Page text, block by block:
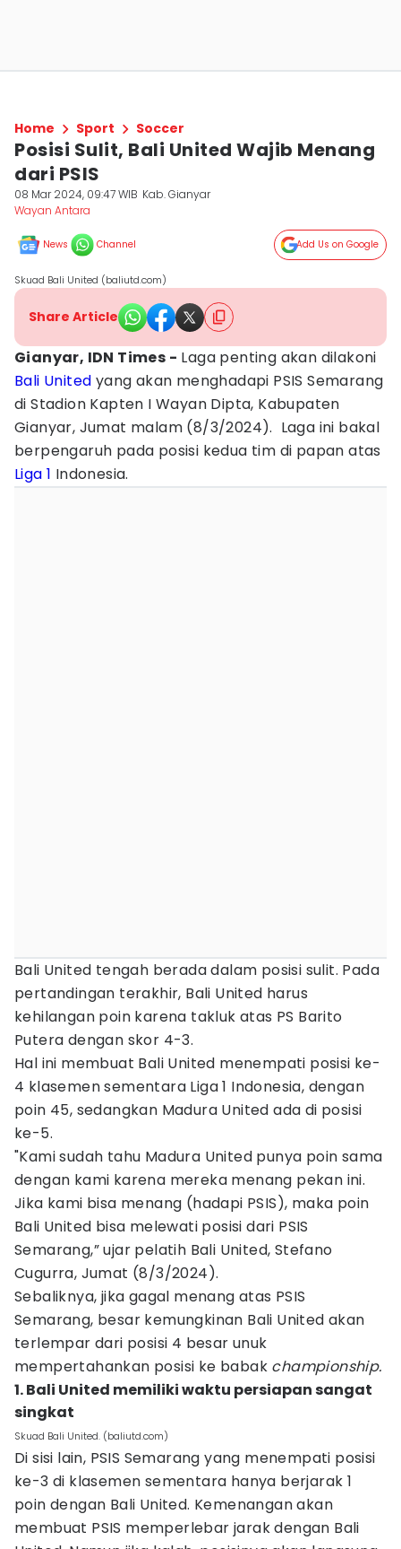
Home Sport Soccer
Posisi Sulit, Bali United Wajib Menang
dari PSIS
08 Mar 2024, 09:47 WIB Kab. Gianyar
Wayan Antara
News Channel Add Us on Google
Skuad Bali United (baliutd.com)
Share Article
Gianyar, IDN Times - Laga penting akan dilakoni
Bali United yang akan menghadapi PSIS Semarang
di Stadion Kapten I Wayan Dipta, Kabupaten
Gianyar, Jumat malam (8/3/2024). Laga ini bakal
berpengaruh pada posisi kedua tim di papan atas
Liga 1 Indonesia.
Bali United tengah berada dalam posisi sulit. Pada
pertandingan terakhir, Bali United harus
kehilangan poin karena takluk atas PS Barito
Putera dengan skor 4-3.
Hal ini membuat Bali United menempati posisi ke-
4 klasemen sementara Liga 1 Indonesia, dengan
poin 45, sedangkan Madura United ada di posisi
ke-5.
"Kami sudah tahu Madura United punya poin sama
dengan kami karena mereka menang pekan ini.
Jika kami bisa menang (hadapi PSIS), maka poin
Bali United bisa melewati posisi dari PSIS
Semarang,” ujar pelatih Bali United, Stefano
Cugurra, Jumat (8/3/2024).
Sebaliknya, jika gagal menang atas PSIS
Semarang, besar kemungkinan Bali United akan
terlempar dari posisi 4 besar unuk
mempertahankan posisi ke babak championship.
1. Bali United memiliki waktu persiapan sangat
singkat
Skuad Bali United. (baliutd.com)
Di sisi lain, PSIS Semarang yang menempati posisi
ke-3 di klasemen sementara hanya berjarak 1
poin dengan Bali United. Kemenangan akan
membuat PSIS memperlebar jarak dengan Bali